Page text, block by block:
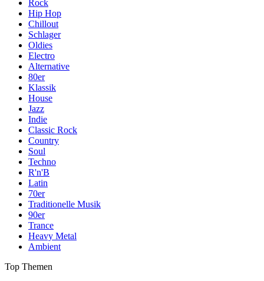
Rock
Hip Hop
Chillout
Schlager
Oldies
Electro
Alternative
80er
Klassik
House
Jazz
Indie
Classic Rock
Country
Soul
Techno
R'n'B
Latin
70er
Traditionelle Musik
90er
Trance
Heavy Metal
Ambient
Top Themen